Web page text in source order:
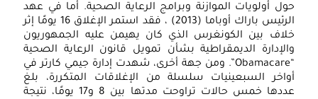
أولويات الموازنة وبرامج الرعاية الصحية. أما في عهد
الرئيس باراك أوباما (2013) ، فقد استمر الإغلاق 16 يومًا إثر
بين الكونغرس الذي كان يهيمن عليه الجمهوريون
الديمقراطية بشأن تمويل قانون الرعاية الصحية
“Obamacare”. ومن جهة أخرى، شهدت إدارة جيمي كارتر في
السبعينيات سلسلة من الإغلاقات المتكررة، بلغ
عددها خمس حالات تراوحت مدتها بين 8 و17 يومًا، نتيجة